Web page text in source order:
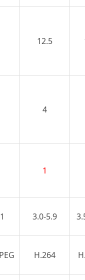
12.5
4
1
3.0-5.9
H.264